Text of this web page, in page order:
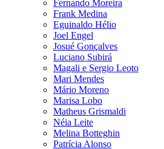
Fernando Moreira
Frank Medina
Eguinaldo Hélio
Joel Engel
Josué Gonçalves
Luciano Subirá
Magali e Sergio Leoto
Mari Mendes
Mário Moreno
Marisa Lobo
Matheus Grismaldi
Néia Leite
Melina Botteghin
Patrícia Alonso